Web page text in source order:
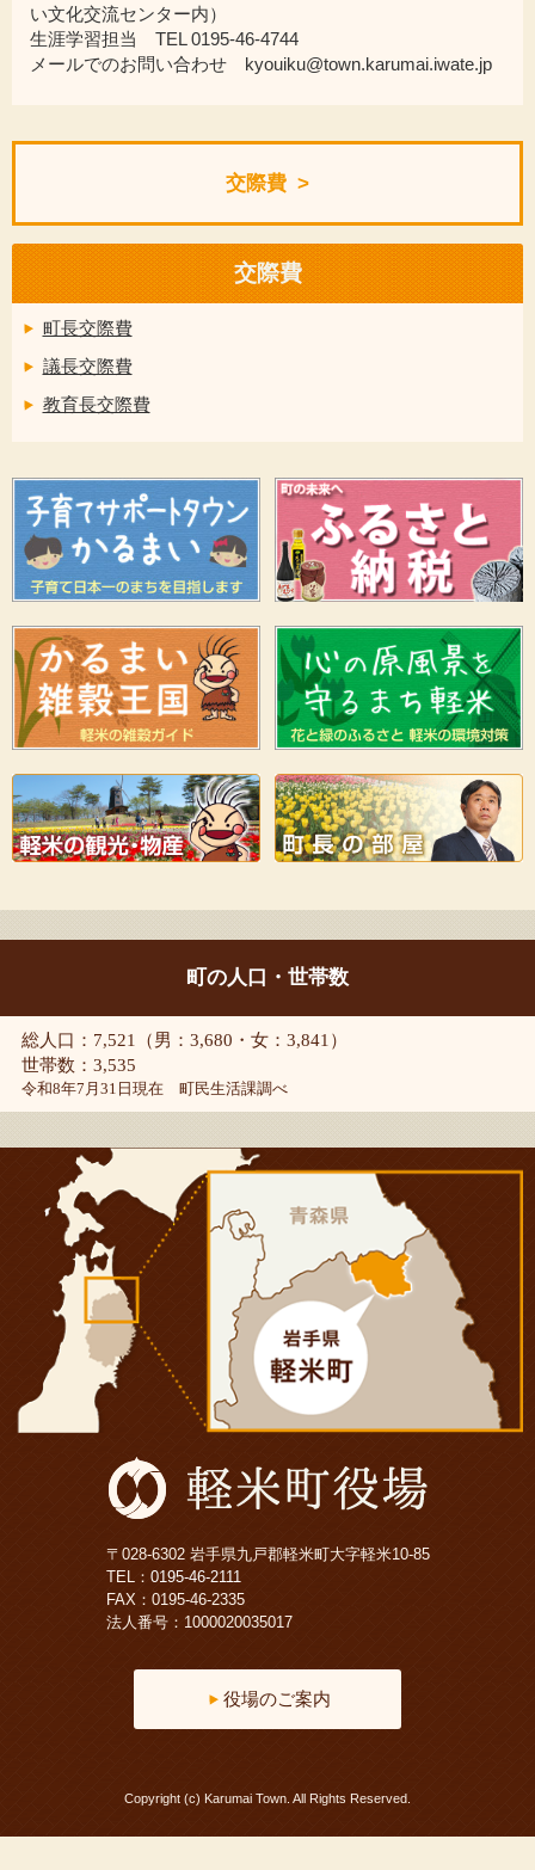
い文化交流センター内）
生涯学習担当 TEL 0195-46-4744
メールでのお問い合わせ kyouiku@town.karumai.iwate.jp
交際費
交際費
町長交際費
議長交際費
教育長交際費
町の人口・世帯数
総人口：7,521（男：3,680・女：3,841）
世帯数：3,535
令和8年7月31日現在 町民生活課調べ
〒028-6302 岩手県九戸郡軽米町大字軽米10-85
TEL： 0195-46-2111
FAX：0195-46-2335
法人番号：1000020035017
役場のご案内
Copyright (c) Karumai Town. All Rights Reserved.